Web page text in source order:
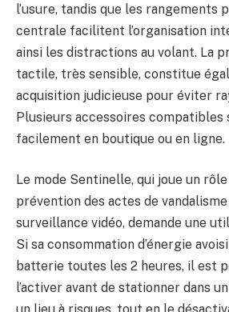
l’usure, tandis que les rangements
centrale facilitent l’organisation
ainsi les distractions au volant. La
tactile, très sensible, constitue
acquisition judicieuse pour éviter
Plusieurs accessoires compatibles
facilement en boutique ou en ligne.
Le mode Sentinelle, qui joue un
prévention des actes de
surveillance vidéo, demande une
Si sa consommation d’énergie
batterie toutes les 2 heures, il est
l’activer avant de stationner dans